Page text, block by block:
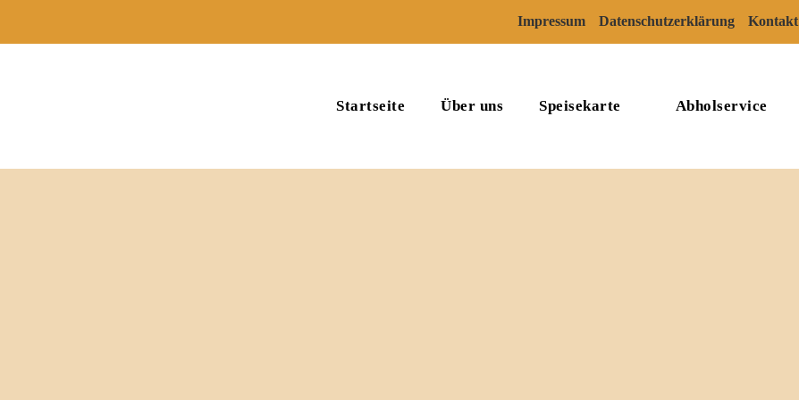
Impressum Datenschutzerklärung Kontakt
Startseite Über uns Speisekarte Abholservice